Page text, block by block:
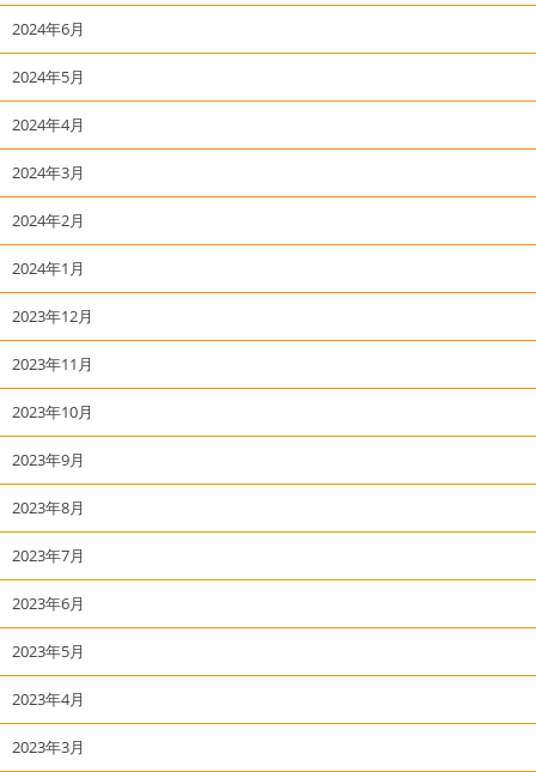
2024年6月
2024年5月
2024年4月
2024年3月
2024年2月
2024年1月
2023年12月
2023年11月
2023年10月
2023年9月
2023年8月
2023年7月
2023年6月
2023年5月
2023年4月
2023年3月